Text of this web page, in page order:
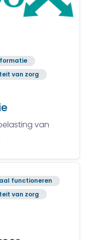
van zorg
van
functioneren
van zorg